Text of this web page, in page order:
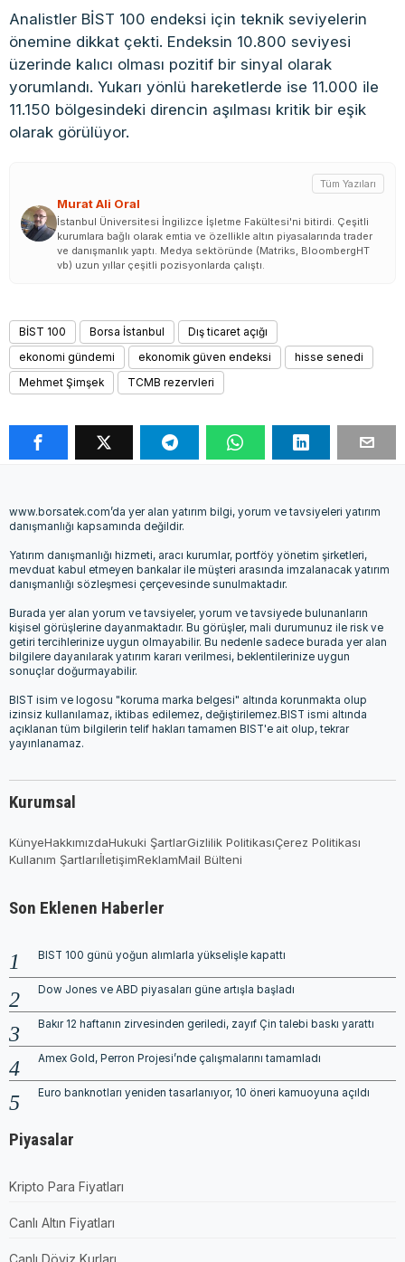
Analistler BİST 100 endeksi için teknik seviyelerin
önemine dikkat çekti. Endeksin 10.800 seviyesi
üzerinde kalıcı olması pozitif bir sinyal olarak
yorumlandı. Yukarı yönlü hareketlerde ise 11.000 ile
11.150 bölgesindeki direncin aşılması kritik bir eşik
olarak görülüyor.
Murat Ali Oral
Tüm Yazıları
İstanbul Üniversitesi İngilizce İşletme Fakültesi'ni bitirdi. Çeşitli
kurumlara bağlı olarak emtia ve özellikle altın piyasalarında trader
ve danışmanlık yaptı. Medya sektöründe (Matriks, BloombergHT
vb) uzun yıllar çeşitli pozisyonlarda çalıştı.
BİST 100 Borsa İstanbul
Dış ticaret açığı
ekonomi gündemi
ekonomik güven endeksi
hisse senedi
Mehmet Şimşek
TCMB rezervleri
www.borsatek.com’da yer alan yatırım bilgi, yorum ve tavsiyeleri yatırım
danışmanlığı kapsamında değildir.
Yatırım danışmanlığı hizmeti, aracı kurumlar, portföy yönetim şirketleri,
mevduat kabul etmeyen bankalar ile müşteri arasında imzalanacak yatırım
danışmanlığı sözleşmesi çerçevesinde sunulmaktadır.
Burada yer alan yorum ve tavsiyeler, yorum ve tavsiyede bulunanların
kişisel görüşlerine dayanmaktadır. Bu görüşler, mali durumunuz ile risk ve
getiri tercihlerinize uygun olmayabilir. Bu nedenle sadece burada yer alan
bilgilere dayanılarak yatırım kararı verilmesi, beklentilerinize uygun
sonuçlar doğurmayabilir.
BIST isim ve logosu "koruma marka belgesi" altında korunmakta olup
izinsiz kullanılamaz, iktibas edilemez, değiştirilemez.BIST ismi altında
açıklanan tüm bilgilerin telif hakları tamamen BIST'e ait olup, tekrar
yayınlanamaz.
Kurumsal
KünyeHakkımızdaHukuki ŞartlarGizlilik PolitikasıÇerez Politikası
Kullanım ŞartlarıİletişimReklamMail Bülteni
Son Eklenen Haberler
BIST 100 günü yoğun alımlarla yükselişle kapattı
Dow Jones ve ABD piyasaları güne artışla başladı
Bakır 12 haftanın zirvesinden geriledi, zayıf Çin talebi baskı yarattı
Amex Gold, Perron Projesi’nde çalışmalarını tamamladı
Euro banknotları yeniden tasarlanıyor, 10 öneri kamuoyuna açıldı
Piyasalar
Kripto Para Fiyatları
Canlı Altın Fiyatları
Canlı Döviz Kurları